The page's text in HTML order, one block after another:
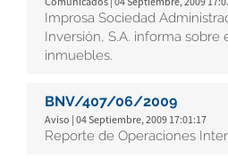
Improsa Sociedad
Inversión, S.A. informa sobre
inmuebles.
BNV/407/06/2009
Aviso | 04 Septiembre, 2009 17:01:17
Reporte de Operaciones